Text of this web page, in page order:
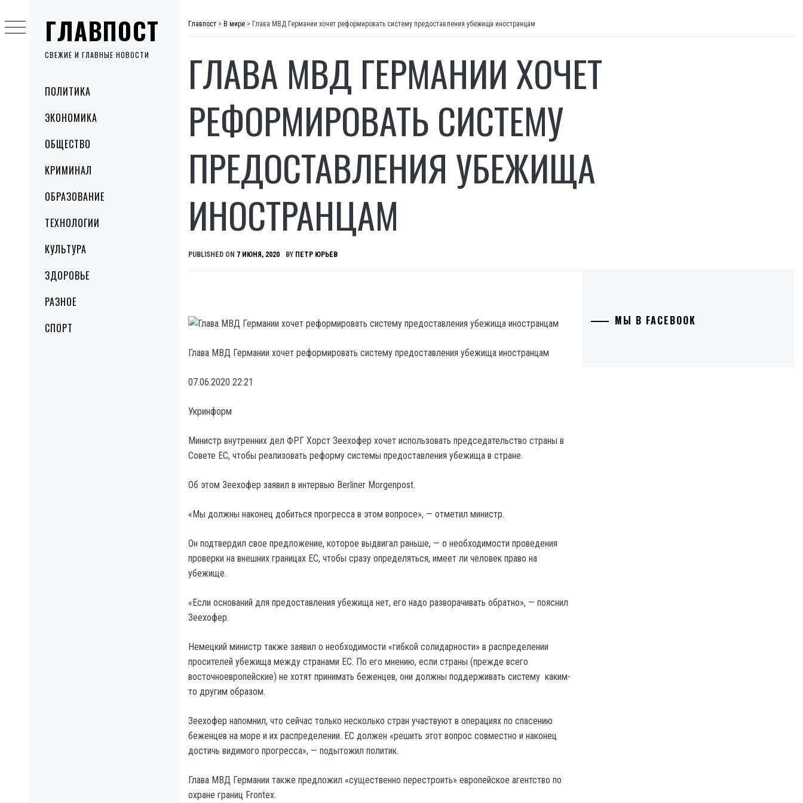
ГЛАВПОСТ
СВЕЖИЕ И ГЛАВНЫЕ НОВОСТИ
MenuПОЛИТИКА
ЭКОНОМИКА
ОБЩЕСТВО
КРИМИНАЛ
ОБРАЗОВАНИЕ
ТЕХНОЛОГИИ
КУЛЬТУРА
ЗДОРОВЬЕ
РАЗНОЕ
СПОРТ
to
content
Главпост > В мире > Глава МВД Германии хочет реформировать систему предоставления убежища иностранцам
ГЛАВА МВД ГЕРМАНИИ ХОЧЕТ
РЕФОРМИРОВАТЬ СИСТЕМУ
ПРЕДОСТАВЛЕНИЯ УБЕЖИЩА
ИНОСТРАНЦАМ
PUBLISHED ON 7 ИЮНЯ, 2020 BY ПЕТР ЮРЬЕВ
Глава МВД Германии хочет реформировать систему предоставления убежища иностранцам
07.06.2020 22:21
Укринформ
Министр внутренних дел ФРГ Хорст Зеехофер хочет использовать председательство страны в
Совете ЕС, чтобы реализовать реформу системы предоставления убежища в стране.
Об этом Зеехофер заявил в интервью Berliner Morgenpost.
«Мы должны наконец добиться прогресса в этом вопросе», — отметил министр.
Он подтвердил свое предложение, которое выдвигал раньше, — о необходимости проведения
проверки на внешних границах ЕС, чтобы сразу определяться, имеет ли человек право на
убежище.
«Если оснований для предоставления убежища нет, его надо разворачивать обратно», — пояснил
Зеехофер.
Немецкий министр также заявил о необходимости «гибкой солидарности» в распределении
просителей убежища между странами ЕС. По его мнению, если страны (прежде всего
восточноевропейские) не хотят принимать беженцев, они должны поддерживать систему каким-
то другим образом.
Зеехофер напомнил, что сейчас только несколько стран участвуют в операциях по спасению
беженцев на море и их распределении. ЕС должен «решить этот вопрос совместно и наконец
достичь видимого прогресса», — подытожил политик.
Глава МВД Германии также предложил «существенно перестроить» европейское агентство по
охране границ Frontex.
МЫ В FACEBOOK